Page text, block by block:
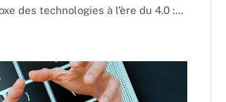
des technologies à l’ère du 4.0 :…